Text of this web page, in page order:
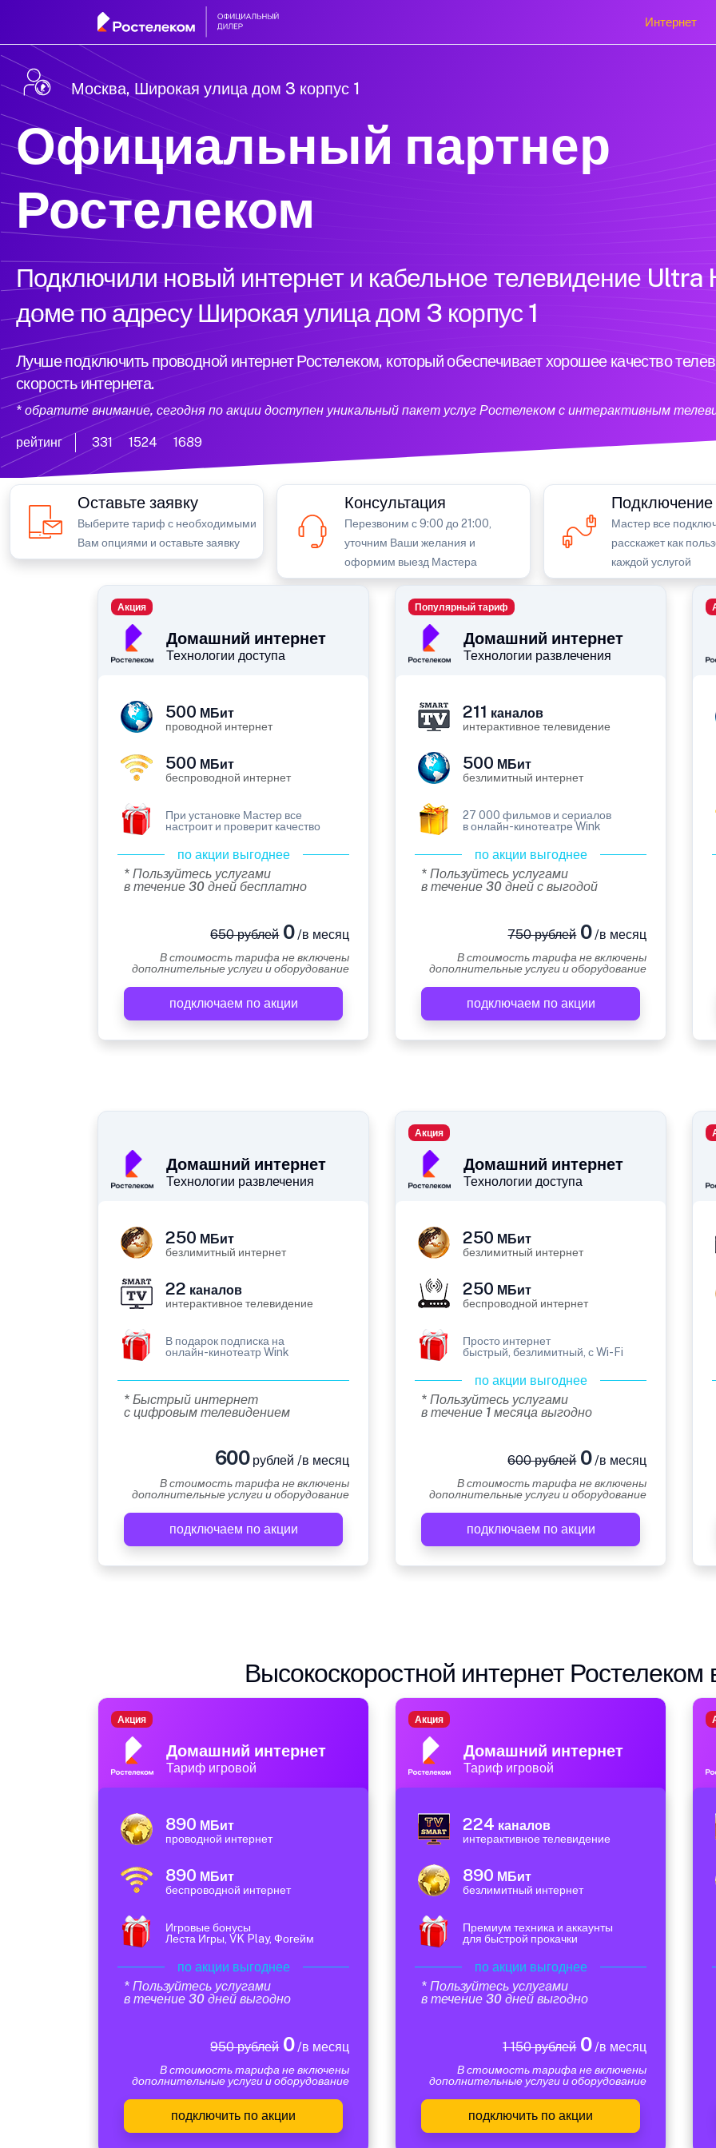
Интернет
Москва, Широкая улица дом 3 корпус 1
Официальный партнер
Ростелеком
Подключили новый интернет и кабельное телевидение Ultra
доме по адресу Широкая улица дом 3 корпус 1
Лучше подключить проводной интернет Ростелеком, который обеспечивает хорошее качество
скорость интернета.
* обратите внимание, сегодня по акции доступен уникальный пакет услуг Ростелеком с интерактивным
рейтинг 331 1524 1689
Оставьте заявку
Выберите тариф с необходимыми
Вам опциями и оставьте заявку
Консультация
Перезвоним с 9:00 до 21:00,
уточним Ваши желания и
оформим выезд Мастера
Подключение
Мастер все
расскажет как
каждой услугой
Домашний интернет
Технологии доступа
Акция
500 МБит
проводной интернет
500 МБит
беспроводной интернет
При установке Мастер все
настроит и проверит качество
по акции выгоднее
* Пользуйтесь услугами
в течение 30 дней бесплатно
650 рублей0/в месяц
В стоимость тарифа не включены
дополнительные услуги и оборудование
подключаем по акции
Домашний интернет
Технологии развлечения
Популярный тариф
211 каналов
интерактивное телевидение
500 МБит
безлимитный интернет
27 000 фильмов и сериалов
в онлайн-кинотеатре Wink
по акции выгоднее
* Пользуйтесь услугами
в течение 30 дней с выгодой
750 рублей0/в месяц
В стоимость тарифа не включены
дополнительные услуги и оборудование
подключаем по акции
Домашний интернет
Технологии развлечения
250 МБит
безлимитный интернет
22 каналов
интерактивное телевидение
В подарок подписка на
онлайн-кинотеатр Wink
* Быстрый интернет
с цифровым телевидением
600рублей /в месяц
В стоимость тарифа не включены
дополнительные услуги и оборудование
подключаем по акции
Домашний интернет
Технологии доступа
Акция
250 МБит
безлимитный интернет
250 МБит
беспроводной интернет
Просто интернет
быстрый, безлимитный, с Wi-Fi
по акции выгоднее
* Пользуйтесь услугами
в течение 1 месяца выгодно
600 рублей0/в месяц
В стоимость тарифа не включены
дополнительные услуги и оборудование
подключаем по акции
Высокоскоростной интернет Ростелеком
Домашний интернет
Тариф игровой
Акция
890 МБит
проводной интернет
890 МБит
беспроводной интернет
Игровые бонусы
Леста Игры, VK Play, Фогейм
по акции выгоднее
* Пользуйтесь услугами
в течение 30 дней выгодно
950 рублей0/в месяц
В стоимость тарифа не включены
дополнительные услуги и оборудование
подключить по акции
Домашний интернет
Тариф игровой
Акция
224 каналов
интерактивное телевидение
890 МБит
безлимитный интернет
Премиум техника и аккаунты
для быстрой прокачки
по акции выгоднее
* Пользуйтесь услугами
в течение 30 дней выгодно
1 150 рублей0/в месяц
В стоимость тарифа не включены
дополнительные услуги и оборудование
подключить по акции